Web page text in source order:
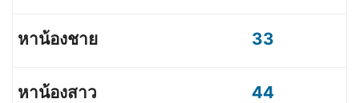
33
44